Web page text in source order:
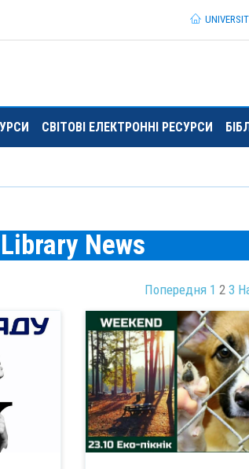
СВІТОВІ ЕЛЕКТРОННІ РЕСУРСИ
News
Попередня 1 2 3